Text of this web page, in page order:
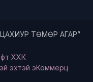
“ЦАХИУР ТӨМӨР АГАР”
ХХК
эхтэй эКоммерц